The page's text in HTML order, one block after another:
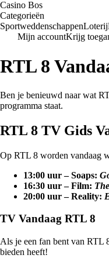
Casino Bos
Categorieën
SportweddenschappenLoterij
Mijn accountKrijg
RTL 8
Ben je benieuwd naar wat
programma staat.
RTL 8 TV Gids
Op RTL 8 worden vandaag
13:00 uur – Soaps:
16:30 uur – Film:
20:00 uur – Reality:
TV Vandaag RTL 8
Als je een fan bent van RTL
bieden heeft!